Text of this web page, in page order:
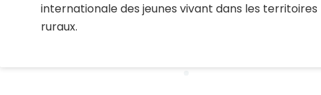
internationale des jeunes vivant dans les territoires
ruraux.